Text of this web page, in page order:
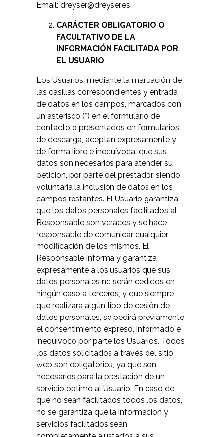
Email: dreyser@dreyser.es
CARÁCTER OBLIGATORIO O
FACULTATIVO DE LA
INFORMACIÓN FACILITADA POR
EL USUARIO
Los Usuarios, mediante la marcación de
las casillas correspondientes y entrada
de datos en los campos, marcados con
un asterisco (*) en el formulario de
contacto o presentados en formularios
de descarga, aceptan expresamente y
de forma libre e inequívoca, que sus
datos son necesarios para atender su
petición, por parte del prestador, siendo
voluntaria la inclusión de datos en los
campos restantes. El Usuario garantiza
que los datos personales facilitados al
Responsable son veraces y se hace
responsable de comunicar cualquier
modificación de los mismos. El
Responsable informa y garantiza
expresamente a los usuarios que sus
datos personales no serán cedidos en
ningún caso a terceros, y que siempre
que realizara algún tipo de cesión de
datos personales, se pedirá previamente
el consentimiento expreso, informado e
inequívoco por parte los Usuarios. Todos
los datos solicitados a través del sitio
web son obligatorios, ya que son
necesarios para la prestación de un
servicio óptimo al Usuario. En caso de
que no sean facilitados todos los datos,
no se garantiza que la información y
servicios facilitados sean